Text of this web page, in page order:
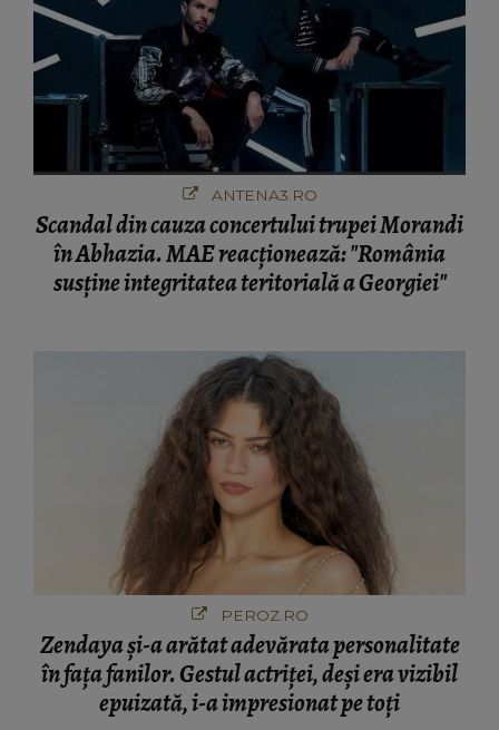
ANTENA3.RO
Scandal din cauza concertului trupei Morandi
în Abhazia. MAE reacționează: "România
susține integritatea teritorială a Georgiei"
PEROZ.RO
Zendaya și-a arătat adevărata personalitate
în fața fanilor. Gestul actriței, deși era vizibil
epuizată, i-a impresionat pe toți